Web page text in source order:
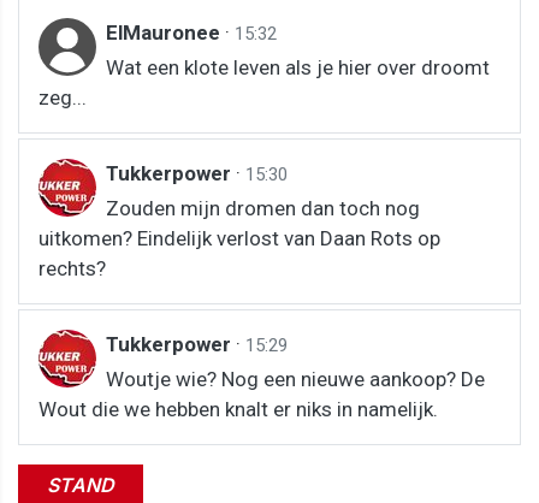
ElMauronee · 15:32
Wat een klote leven als je hier over droomt
zeg...
Tukkerpower · 15:30
Zouden mijn dromen dan toch nog
uitkomen? Eindelijk verlost van Daan Rots op
rechts?
Tukkerpower · 15:29
Woutje wie? Nog een nieuwe aankoop? De
Wout die we hebben knalt er niks in namelijk.
STAND